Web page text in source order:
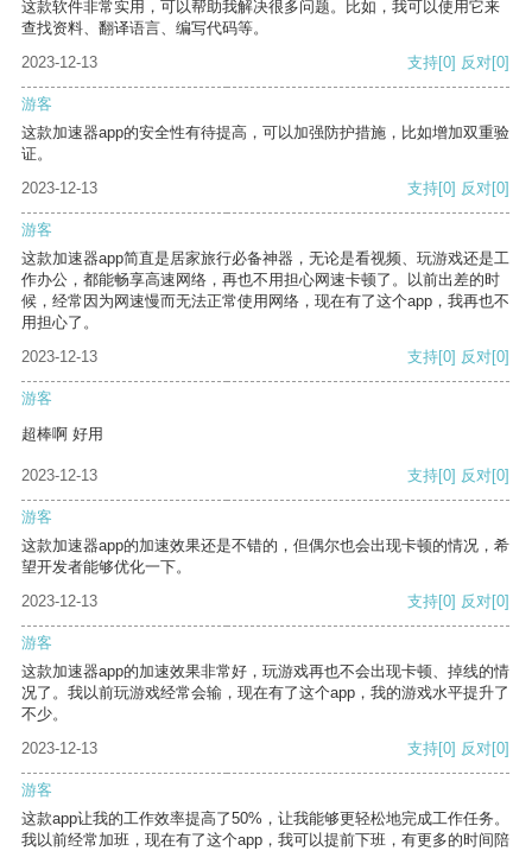
这款软件非常实用，可以帮助我解决很多问题。比如，我可以使用它来
查找资料、翻译语言、编写代码等。
2023-12-13
支持[0] 反对[0]
游客
这款加速器app的安全性有待提高，可以加强防护措施，比如增加双重验
证。
2023-12-13
支持[0] 反对[0]
游客
这款加速器app简直是居家旅行必备神器，无论是看视频、玩游戏还是工
作办公，都能畅享高速网络，再也不用担心网速卡顿了。以前出差的时
候，经常因为网速慢而无法正常使用网络，现在有了这个app，我再也不
用担心了。
2023-12-13
支持[0] 反对[0]
游客
超棒啊 好用
2023-12-13 支持[0] 反对[0]
游客
这款加速器app的加速效果还是不错的，但偶尔也会出现卡顿的情况，希
望开发者能够优化一下。
2023-12-13
支持[0] 反对[0]
游客
这款加速器app的加速效果非常好，玩游戏再也不会出现卡顿、掉线的情
况了。我以前玩游戏经常会输，现在有了这个app，我的游戏水平提升了
不少。
2023-12-13
支持[0] 反对[0]
游客
这款app让我的工作效率提高了50%，让我能够更轻松地完成工作任务。
我以前经常加班，现在有了这个app，我可以提前下班，有更多的时间陪